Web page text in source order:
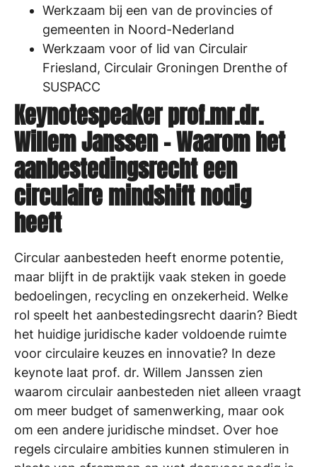
Werkzaam bij een van de provincies of
gemeenten in Noord-Nederland
Werkzaam voor of lid van Circulair
Friesland, Circulair Groningen Drenthe of
SUSPACC
Keynotespeaker prof.mr.dr.
Willem Janssen – Waarom het
aanbestedingsrecht een
circulaire mindshift nodig
heeft
Circular aanbesteden heeft enorme potentie,
maar blijft in de praktijk vaak steken in goede
bedoelingen, recycling en onzekerheid. Welke
rol speelt het aanbestedingsrecht daarin? Biedt
het huidige juridische kader voldoende ruimte
voor circulaire keuzes en innovatie? In deze
keynote laat prof. dr. Willem Janssen zien
waarom circulair aanbesteden niet alleen vraagt
om meer budget of samenwerking, maar ook
om een andere juridische mindset. Over hoe
regels circulaire ambities kunnen stimuleren in